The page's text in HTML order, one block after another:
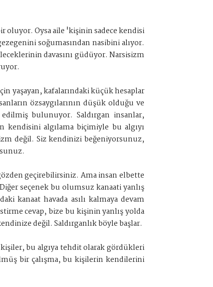
Oysa aile 'kişinin sadece kendisi
soğumasından nasibini alıyor.
davasını güdüyor. Narsisizm
yaşayan, kafalarındaki küçük hesaplar
özsaygılarının düşük olduğu ve
bulunuyor. Saldırgan insanlar,
kendisini algılama biçimiyle bu algıyı
değil. Siz kendinizi beğeniyorsunuz,
geçirebilirsiniz. Ama insan elbette
seçenek bu olumsuz kanaati yanlış
kanaat havada asılı kalmaya devam
cevap, bize bu kişinin yanlış yolda
değil. Saldırganlık böyle başlar.
bu algıya tehdit olarak gördükleri
bir çalışma, bu kişilerin kendilerini